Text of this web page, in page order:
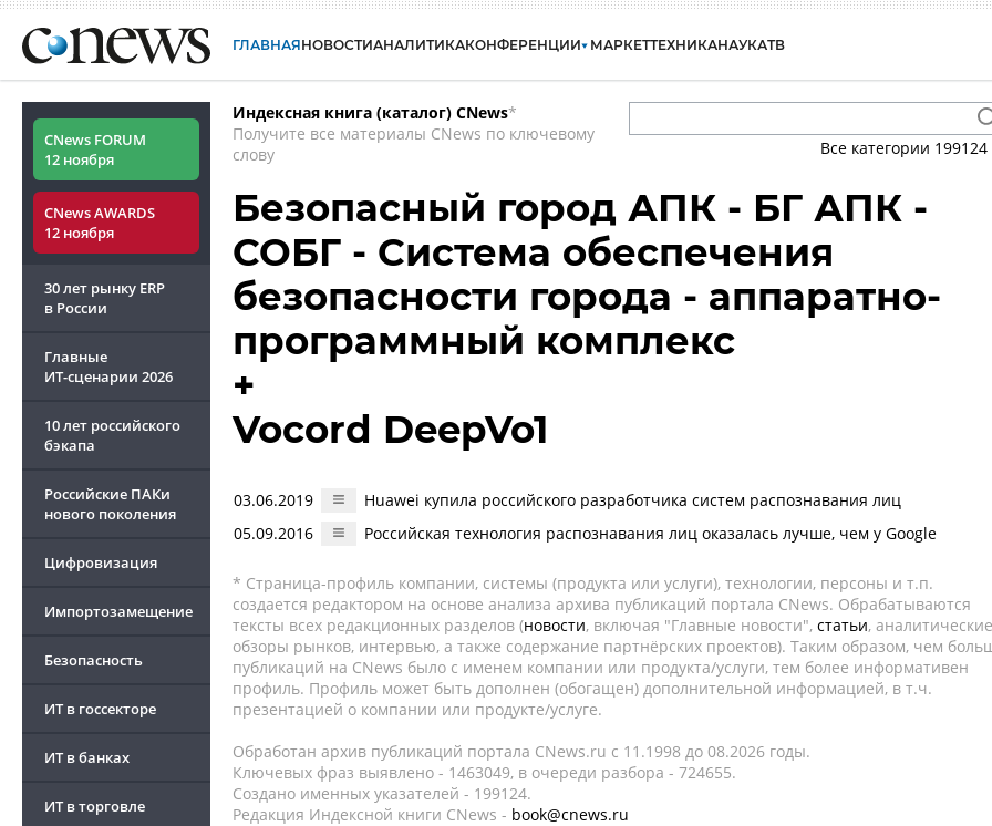
ГЛАВНАЯНОВОСТИАНАЛИТИКАКОНФЕРЕНЦИИ МАРКЕТТЕХНИКАНАУКАТВ
CNews FORUM
12 ноября
CNews AWARDS
12 ноября
30 лет рынку ERP
в России
Главные
ИТ-сценарии 2026
10 лет российского
бэкапа
Российские ПАКи
нового поколения
Цифровизация
Импортозамещение
Безопасность
ИТ в госсекторе
ИТ в банках
ИТ в торговле
Индексная книга (каталог) CNews*
Получите все материалы CNews по ключевому
слову
Все категории 199124
Безопасный город АПК - БГ АПК -
СОБГ - Система обеспечения
безопасности города - аппаратно-
программный комплекс
+
Vocord DeepVo1
03.06.2019
Huawei купила российского разработчика систем распознавания лиц
05.09.2016
Российская технология распознавания лиц оказалась лучше, чем у Google
* Страница-профиль компании, системы (продукта или услуги), технологии, персоны и т.п.
создается редактором на основе анализа архива публикаций портала CNews. Обрабатываются
тексты всех редакционных разделов (новости, включая "Главные новости", статьи, аналитические
обзоры рынков, интервью, а также содержание партнёрских проектов). Таким образом, чем
публикаций на CNews было с именем компании или продукта/услуги, тем более информативен
профиль. Профиль может быть дополнен (обогащен) дополнительной информацией, в т.ч.
презентацией о компании или продукте/услуге.
Обработан архив публикаций портала CNews.ru c 11.1998 до 08.2026 годы.
Ключевых фраз выявлено - 1463049, в очереди разбора - 724655.
Создано именных указателей - 199124.
Редакция Индексной книги CNews - book@cnews.ru